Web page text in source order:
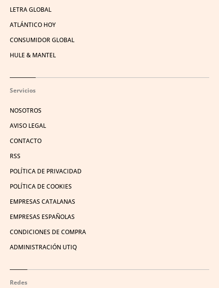
LETRA GLOBAL
ATLÁNTICO HOY
CONSUMIDOR GLOBAL
HULE & MANTEL
Servicios
NOSOTROS
AVISO LEGAL
CONTACTO
RSS
POLÍTICA DE PRIVACIDAD
POLÍTICA DE COOKIES
EMPRESAS CATALANAS
EMPRESAS ESPAÑOLAS
CONDICIONES DE COMPRA
ADMINISTRACIÓN UTIQ
Redes